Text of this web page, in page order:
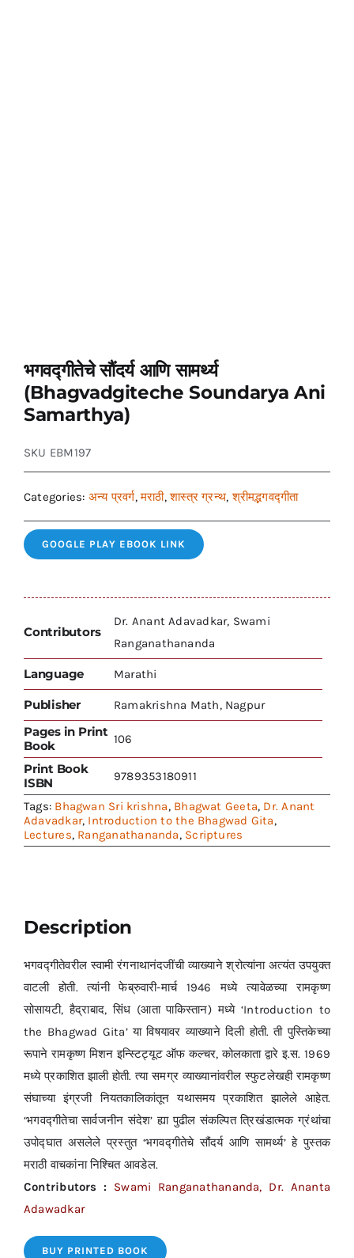
भगवद्गीतेचे सौंदर्य आणि सामर्थ्य
(Bhagvadgiteche Soundarya Ani
Samarthya)
SKU EBM197
Categories: अन्य प्रवर्ग,मराठी,शास्त्र ग्रन्थ,श्रीमद्भगवद्गीता
GOOGLE PLAY EBOOK LINK
Contributors
Dr. Anant Adavadkar, Swami
Ranganathananda
Language Marathi
Publisher Ramakrishna Math, Nagpur
Pages in Print
Book
106
Print Book
ISBN
9789353180911
Tags: Bhagwan Sri krishna, Bhagwat Geeta, Dr. Anant
Adavadkar, Introduction to the Bhagwad Gita,
Lectures, Ranganathananda, Scriptures
Description
भगवद्गीतेवरील स्वामी रंगनाथानंदजींची व्याख्याने श्रोत्यांना अत्यंत उपयुक्त
वाटली होती. त्यांनी फेब्रुवारी-मार्च 1946 मध्ये त्यावेळच्या रामकृष्ण
सोसायटी, हैद्राबाद, सिंध (आता पाकिस्तान) मध्ये ‘Introduction to
the Bhagwad Gita’ या विषयावर व्याख्याने दिली होती. ती पुस्तिकेच्या
रूपाने रामकृष्ण मिशन इन्स्टिट्यूट ऑफ कल्चर, कोलकाता द्वारे इ.स. 1969
मध्ये प्रकाशित झाली होती. त्या समग्र व्याख्यानांवरील स्फुटलेखही रामकृष्ण
संघाच्या इंग्रजी नियतकालिकांतून यथासमय प्रकाशित झालेले आहेत.
‘भगवद्गीतेचा सार्वजनीन संदेश’ ह्या पुढील संकल्पित त्रिखंडात्मक ग्रंथांचा
उपोद्घात असलेले प्रस्तुत ‘भगवद्गीतेचे सौंदर्य आणि सामर्थ्य’ हे पुस्तक
मराठी वाचकांना निश्चित आवडेल.
Contributors : Swami Ranganathananda, Dr. Ananta
Adawadkar
BUY PRINTED BOOK